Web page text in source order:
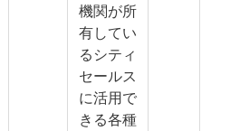
機関が所
有してい
るシティ
セールス
に活用で
きる各種